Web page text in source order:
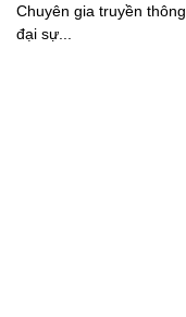
Chuyên gia truyền
đại sự...